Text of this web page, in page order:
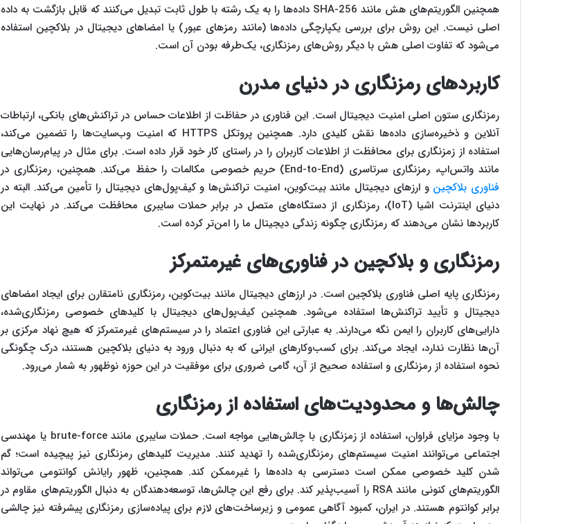
همچنین الگوریتم‌های هش مانند SHA-256 داده‌ها را به یک رشته با طول ثابت تبدیل می‌کنند که قابل بازگشت به داده
اصلی نیست. این روش برای بررسی یکپارچگی داده‌ها (مانند رمزهای عبور) یا امضاهای دیجیتال در بلاکچین استفاده
می‌شود که تفاوت اصلی هش با دیگر روش‌های رمزنگاری، یک‌طرفه بودن آن است.
کاربردهای رمزنگاری در دنیای مدرن
رمزنگاری ستون اصلی امنیت دیجیتال است. این فناوری در حفاظت از اطلاعات حساس در تراکنش‌های بانکی، ارتباطات
آنلاین و ذخیره‌سازی داده‌ها نقش کلیدی دارد. همچنین پروتکل HTTPS که امنیت وب‌سایت‌ها را تضمین می‌کند،
استفاده از زمزنگاری برای محافظت از اطلاعات کاربران را در راستای کار خود قرار داده است. برای مثال در پیام‌رسان‌هایی
مانند واتس‌اپ، رمزنگاری سرتاسری (End-to-End) حریم خصوصی مکالمات را حفظ می‌کند. همچنین، رمزنگاری در
فناوری بلاکچین و ارزهای دیجیتال مانند بیت‌کوین، امنیت تراکنش‌ها و کیف‌پول‌های دیجیتال را تأمین می‌کند. البته در
دنیای اینترنت اشیا (IoT)، رمزنگاری از دستگاه‌های متصل در برابر حملات سایبری محافظت می‌کند. در نهایت این
کاربردها نشان می‌دهند که رمزنگاری چگونه زندگی دیجیتال ما را امن‌تر کرده است.
رمزنگاری و بلاکچین در فناوری‌های غیرمتمرکز
رمزنگاری پایه اصلی فناوری بلاکچین است. در ارزهای دیجیتال مانند بیت‌کوین، رمزنگاری نامتقارن برای ایجاد امضاهای
دیجیتال و تأیید تراکنش‌ها استفاده می‌شود. همچنین کیف‌پول‌های دیجیتال با کلیدهای خصوصی رمزنگاری‌شده،
دارایی‌های کاربران را ایمن نگه می‌دارند. به عبارتی این فناوری اعتماد را در سیستم‌های غیرمتمرکز که هیچ نهاد مرکزی بر
آن‌ها نظارت ندارد، ایجاد می‌کند. برای کسب‌وکارهای ایرانی که به دنبال ورود به دنیای بلاکچین هستند، درک چگونگی
نحوه استفاده از رمزنگاری و استفاده صحیح از آن، گامی ضروری برای موفقیت در این حوزه نوظهور به شمار می‌رود.
چالش‌ها و محدودیت‌های استفاده از رمزنگاری
با وجود مزایای فراوان، استفاده از زمزنگاری با چالش‌هایی مواجه است. حملات سایبری مانند brute-force یا مهندسی
اجتماعی می‌توانند امنیت سیستم‌های رمزنگاری‌شده را تهدید کنند. مدیریت کلیدهای رمزنگاری نیز پیچیده است؛ گم
شدن کلید خصوصی ممکن است دسترسی به داده‌ها را غیرممکن کند. همچنین، ظهور رایانش کوانتومی می‌تواند
الگوریتم‌های کنونی مانند RSA را آسیب‌پذیر کند. برای رفع این چالش‌ها، توسعه‌دهندگان به دنبال الگوریتم‌های مقاوم در
برابر کوانتوم هستند. در ایران، کمبود آگاهی عمومی و زیرساخت‌های لازم برای پیاده‌سازی رمزنگاری پیشرفته نیز چالشی